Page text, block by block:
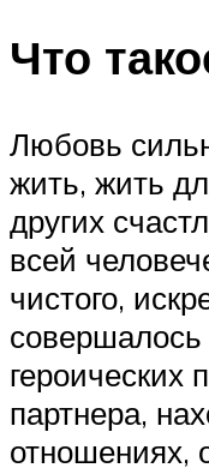
Что
Любовь
жить, жить
других
всей
чистого,
героических
партнера,
отношениях,